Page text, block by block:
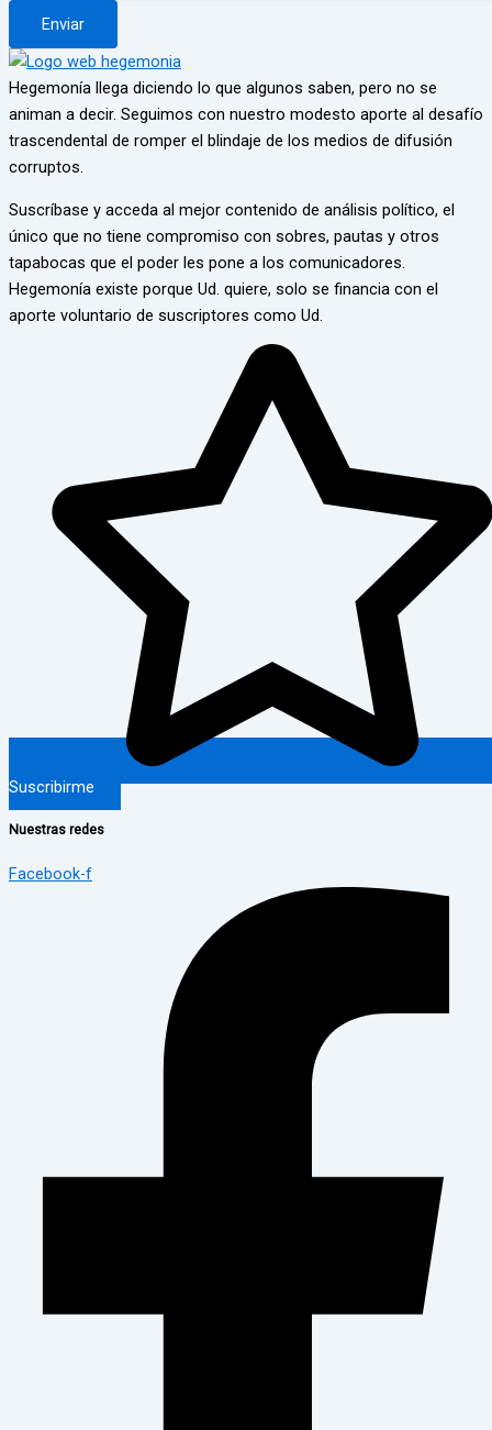
Enviar
Hegemonía llega diciendo lo que algunos saben, pero no se
animan a decir. Seguimos con nuestro modesto aporte al desafío
trascendental de romper el blindaje de los medios de difusión
corruptos.
Suscríbase y acceda al mejor contenido de análisis político, el
único que no tiene compromiso con sobres, pautas y otros
tapabocas que el poder les pone a los comunicadores.
Hegemonía existe porque Ud. quiere, solo se financia con el
aporte voluntario de suscriptores como Ud.
Suscribirme
Nuestras redes
Facebook-f